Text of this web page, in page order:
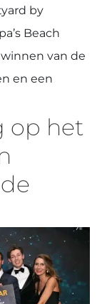
by
Beach
winnen van de
en een
op het